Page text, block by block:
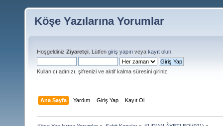
Köşe Yazılarına Yorumlar
Hoşgeldiniz Ziyaretçi . Lütfen giriş yapın veya kayıt olun
Kullanıcı adınızı, şifrenizi ve aktif kalma süresini giriniz
Ana Sayfa Yardım Giriş Yap Kayıt Ol